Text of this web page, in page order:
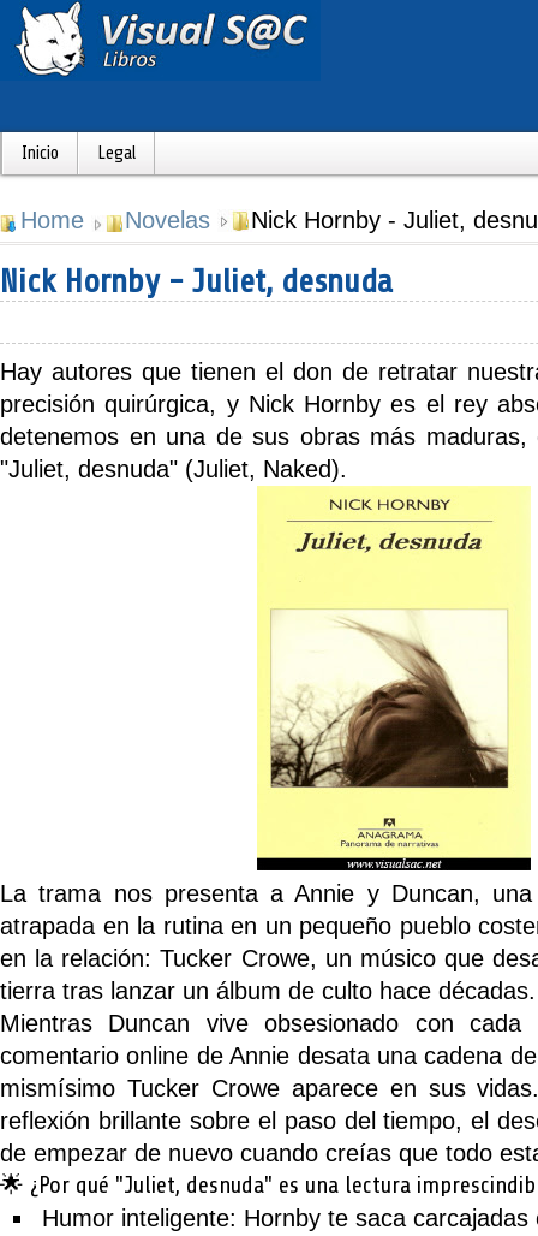
Inicio Legal
Home Novelas Nick Hornby - Juliet,
Nick Hornby - Juliet, desnuda
Hay autores que tienen el don de retratar
precisión quirúrgica, y Nick Hornby es el rey
detenemos en una de sus obras más maduras,
"Juliet, desnuda" (Juliet, Naked).
La trama nos presenta a Annie y Duncan,
atrapada en la rutina en un pequeño pueblo
en la relación:Tucker Crowe, un músico que
tierra tras lanzar un álbum de culto hace
Mientras Duncan vive obsesionado con
comentario online de Annie desata una cadena
mismísimo Tucker Crowe aparece en sus
reflexión brillante sobre el paso del tiempo, el
de empezar de nuevo cuando creías que todo
🌟 ¿Por qué "Juliet, desnuda" es una lectura
Humor inteligente: Hornby te saca carcajadas